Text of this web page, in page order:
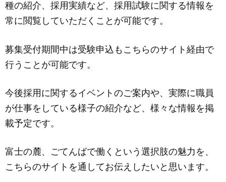
種の紹介、採用実績など、採用試験に関する情報を
常に閲覧していただくことが可能です。
募集受付期間中は受験申込もこちらのサイト経由で
行うことが可能です。
今後採用に関するイベントのご案内や、実際に職員
が仕事をしている様子の紹介など、様々な情報を掲
載予定です。
富士の麓、ごてんばで働くという選択肢の魅力を、
こちらのサイトを通してお伝えしたいと思います。